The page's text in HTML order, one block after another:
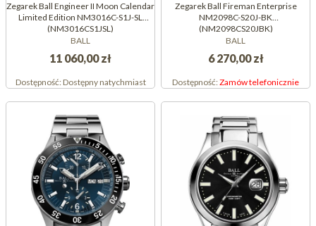
Zegarek Ball Engineer II Moon Calendar
Limited Edition NM3016C-S1J-SL
(NM3016CS1JSL)
BALL
11 060,00 zł
Dostępność:Dostępny natychmiast
Zegarek Ball Fireman Enterprise
NM2098C-S20J-BK
(NM2098CS20JBK)
BALL
6 270,00 zł
Dostępność:Zamów telefonicznie